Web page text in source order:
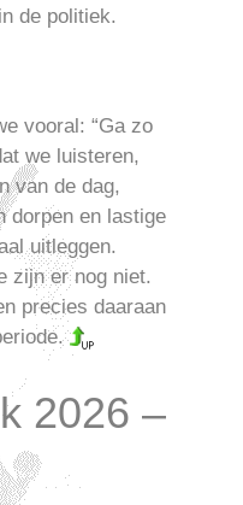
de politiek.
vooral: “Ga zo
we luisteren,
van de dag,
dorpen en lastige
uitleggen.
zijn er nog niet.
precies daaraan
2026 –